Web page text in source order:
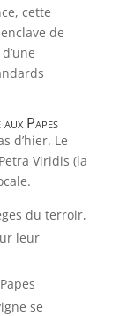
cette
de
Papes
d’hier. Le
Viridis (la
du terroir,
leur
se